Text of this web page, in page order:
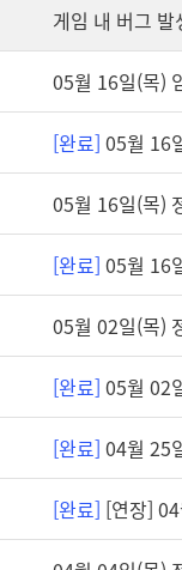
게임 내 버그
05월 16일(목)
[완료] 05월 16
05월 16일(목)
[완료] 05월 16
05월 02일(목)
[완료] 05월 02
[완료] 04월 25
[완료] [연장]